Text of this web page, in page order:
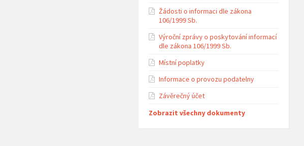
Žádosti o informaci dle zákona
106/1999 Sb.
Výroční zprávy o poskytování informací
dle zákona 106/1999 Sb.
Místní poplatky
Informace o provozu podatelny
Závěrečný účet
Zobrazit všechny dokumenty